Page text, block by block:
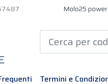
Molo25
Termini e